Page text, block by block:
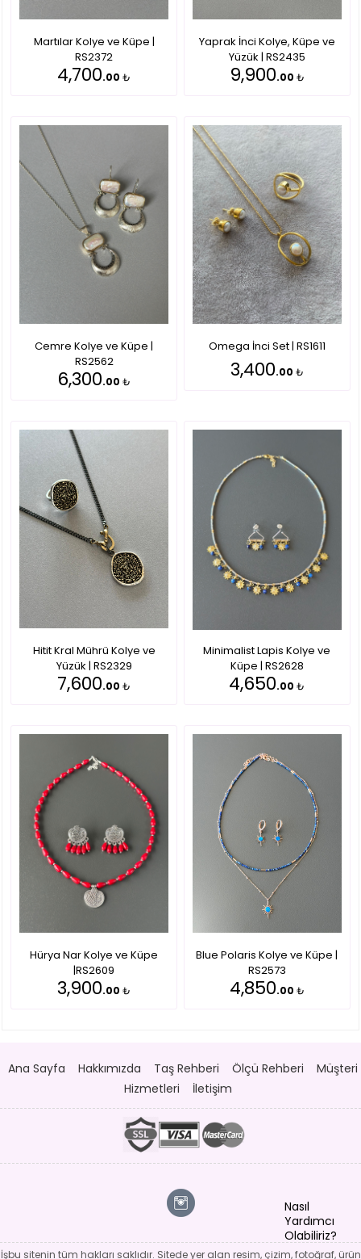
Martılar Kolye ve Küpe |
RS2372
4,700.00 ₺
Yaprak İnci Kolye, Küpe ve
Yüzük | RS2435
9,900.00 ₺
Cemre Kolye ve Küpe |
RS2562
6,300.00 ₺
Omega İnci Set | RS1611
3,400.00 ₺
Hitit Kral Mührü Kolye ve
Yüzük | RS2329
7,600.00 ₺
Minimalist Lapis Kolye ve
Küpe | RS2628
4,650.00 ₺
Hürya Nar Kolye ve Küpe
|RS2609
3,900.00 ₺
Blue Polaris Kolye ve Küpe |
RS2573
4,850.00 ₺
Ana Sayfa Hakkımızda Taş Rehberi Ölçü Rehberi
Müşteri
Hizmetleri
İletişim
İşbu sitenin tüm hakları saklıdır. Sitede yer alan resim, çizim, fotoğraf, ürün
Nasıl
Yardımcı
Olabiliriz?